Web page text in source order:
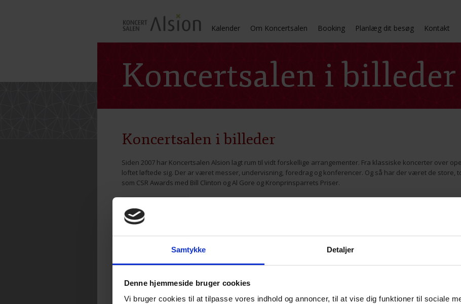
Samtykke Detaljer
Denne hjemmeside bruger cookies
Vi bruger cookies til at tilpasse vores indhold og annoncer, til at vise dig funktioner til sociale
Kalender Om Koncertsalen Booking Planlæg dit besøg Kontakt
Koncertsalen i billeder
Koncertsalen i billeder
Siden 2007 har Koncertsalen Alsion lagt rum til vidt forskellige arrangementer. Fra klassiske koncerter over
loftet løftede sig. Der ar været messer, undervisning, foredrag og konferencer. Og så har der været de store,
som CSR Awards med Bill Clinton og Al Gore og Kronprinsparrets Priser.